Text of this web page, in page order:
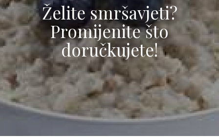
Želite smršavjeti?
Promijenite što
doručkujete!